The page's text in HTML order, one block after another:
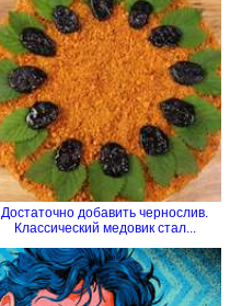
Достаточно добавить чернослив.
Классический медовик стал...